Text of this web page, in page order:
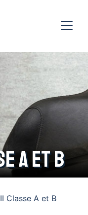
A et B
Classe A et B